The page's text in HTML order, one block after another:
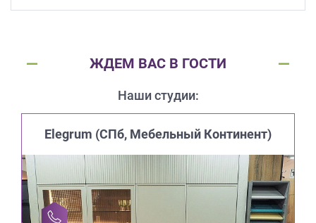
ЖДЕМ ВАС В ГОСТИ
Наши студии:
Elegrum (CПб, Мебельный Континент)